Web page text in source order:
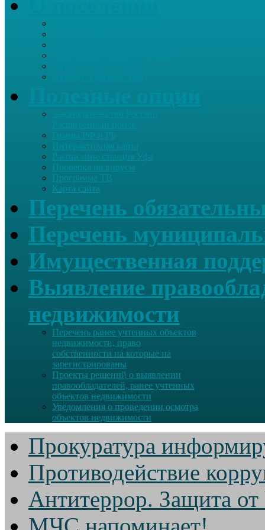
Гимны РФ и РБ
Интерактивная карта
Расписание станция Уфа
Проверка на вирусы
Программа ТВ
Карта сайта
Перечень
Перечень
Имущественная
Выявление
недвижимости
Перечень ранее учтенных объектов
недвижимости, право
собственности на которые на
зарегистрированы
Проекты решений о выявлении
правообладателей, ранее учтенных
объектов недвижимости
Уведомления о проведении осмотра
объектов недвижимости
Прокуратура
Противодействие
Антитеррор. Защита